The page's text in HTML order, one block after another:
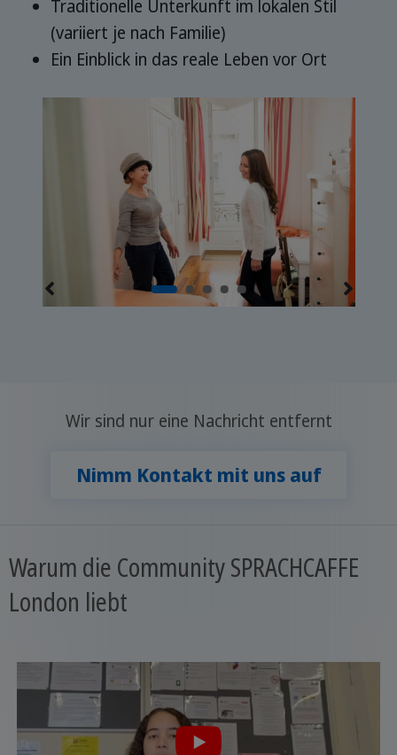
Traditionelle Unterkunft im lokalen Stil
(variiert je nach Familie)
Ein Einblick in das reale Leben vor Ort
Wir sind nur eine Nachricht entfernt
Nimm Kontakt mit uns auf
Warum die Community SPRACHCAFFE
London liebt